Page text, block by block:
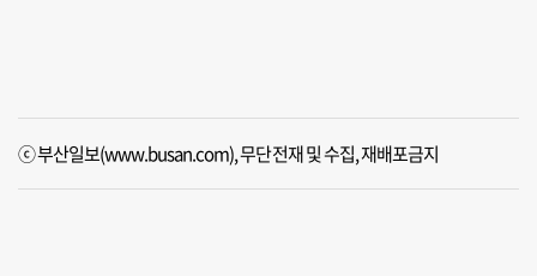
ⓒ 부산일보(www.busan.com), 무단전재 및 수집, 재배포금지